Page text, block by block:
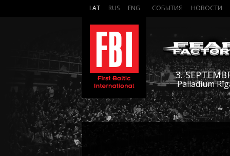
LAT RUS ENG СОБЫТИЯ НОВОСТИ
3.
Palladium